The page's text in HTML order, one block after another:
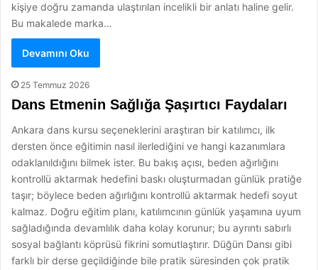
kişiye doğru zamanda ulaştırılan incelikli bir anlatı haline gelir.
Bu makalede marka…
Devamını Oku
25 Temmuz 2026
Dans Etmenin Sağlığa Şaşırtıcı Faydaları
Ankara dans kursu seçeneklerini araştıran bir katılımcı, ilk
dersten önce eğitimin nasıl ilerlediğini ve hangi kazanımlara
odaklanıldığını bilmek ister. Bu bakış açısı, beden ağırlığını
kontrollü aktarmak hedefini baskı oluşturmadan günlük pratiğe
taşır; böylece beden ağırlığını kontrollü aktarmak hedefi soyut
kalmaz. Doğru eğitim planı, katılımcının günlük yaşamına uyum
sağladığında devamlılık daha kolay korunur; bu ayrıntı sabırlı
sosyal bağlantı köprüsü fikrini somutlaştırır. Düğün Dansı gibi
farklı bir derse geçildiğinde bile pratik süresinden çok pratik